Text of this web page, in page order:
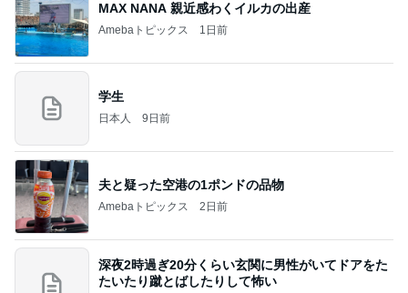
MAX NANA 親近感わくイルカの出産
Amebaトピックス 1日前
学生
日本人 9日前
夫と疑った空港の1ポンドの品物
Amebaトピックス 2日前
深夜2時過ぎ20分くらい玄関に男性がいてドアをた
たいたり蹴とばしたりして怖い